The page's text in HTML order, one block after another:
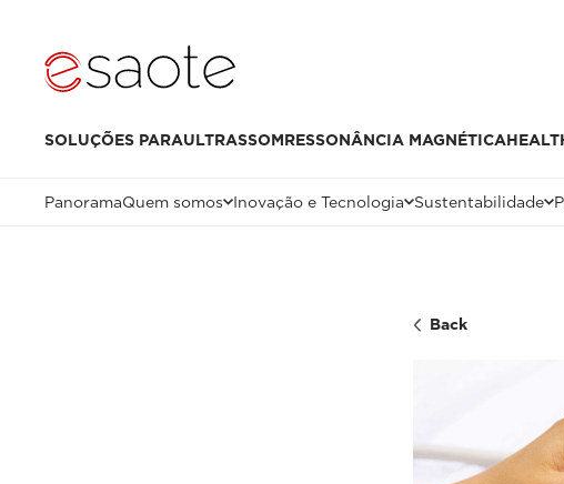
SOLUÇÕES PARAULTRASSOMRESSONÂNCIA MAGNÉTICA
PanoramaQuem somos Inovação e Tecnologia Sustentabilidade
Back